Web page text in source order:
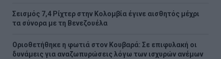
Σεισμός 7,4 Ρίχτερ στην Κολομβία έγινε αισθητός μέχρι
τα σύνορα με τη Βενεζουέλα
Οριοθετήθηκε η φωτιά στον Κουβαρά: Σε επιφυλακή οι
δυνάμεις για αναζωπυρώσεις λόγω των ισχυρών ανέμων